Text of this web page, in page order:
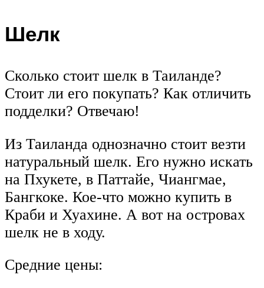
Шелк
Сколько стоит шелк в Таиланде?
Стоит ли его покупать? Как отличить
подделки? Отвечаю!
Из Таиланда однозначно стоит везти
натуральный шелк. Его нужно искать
на Пхукете, в Паттайе, Чиангмае,
Бангкоке. Кое-что можно купить в
Краби и Хуахине. А вот на островах
шелк не в ходу.
Средние цены: